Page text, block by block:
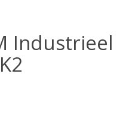
Industrieel